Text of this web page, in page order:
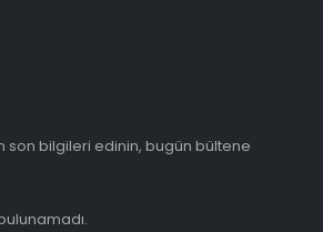
son bilgileri edinin, bugün bültene